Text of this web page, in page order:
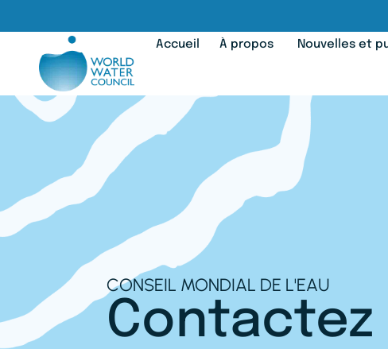
Accueil À propos Nouvelles et
CONSEIL MONDIAL DE L'EAU
Contactez